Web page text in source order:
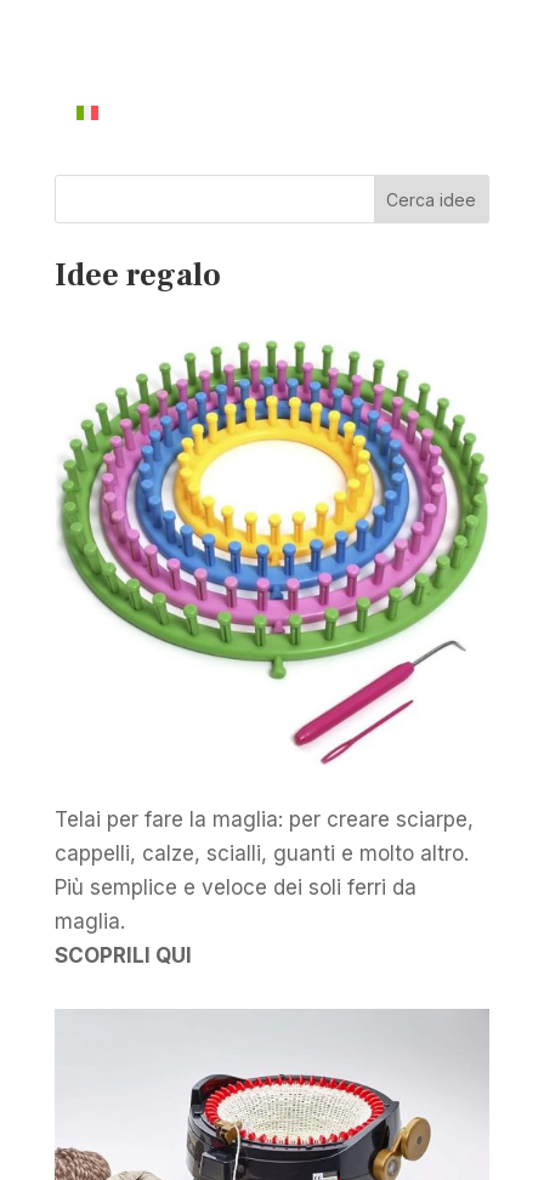
Cerca idee
Idee regalo
Telai per fare la maglia: per creare sciarpe,
cappelli, calze, scialli, guanti e molto altro.
Più semplice e veloce dei soli ferri da
maglia.
SCOPRILI QUI